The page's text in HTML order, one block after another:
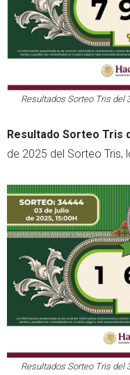
Resultados Sorteo Tris del
Resultado Sorteo Tris
de 2025 del Sorteo Tris,
Resultados Sorteo Tris del